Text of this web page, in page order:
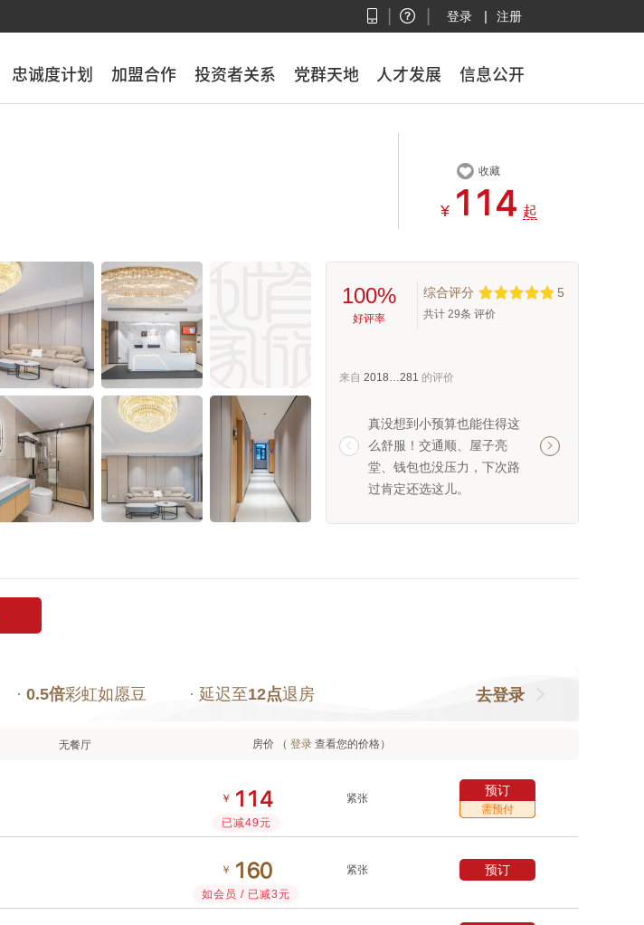
登录 | 注册
忠诚度计划 加盟合作 投资者关系 党群天地 人才发展 信息公开
忠诚度计划 加盟合作 投资者关系 党群天地 人才发展 信息公开
 收藏
¥    起
100%
好评率
综合评分 5
共计 29条 评价
来自 2018…281 的评价

真没想到小预算也能住得这
么舒服！交通顺、屋子亮
堂、钱包也没压力，下次路
过肯定还选这儿。
免费，床品干净柔

· 0.5倍彩虹如愿豆 · 延迟至12点退房 去登录
无餐厅 房价 （ 登录 查看您的价格）
￥   
已减49元
紧张
预订
需预付
￥  
如会员 / 已减3元
紧张 预订